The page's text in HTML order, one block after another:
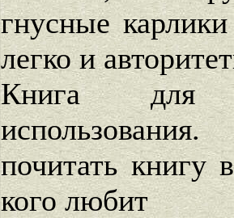
гнусные
легко и
Книга для
почитать книгу
кого любит